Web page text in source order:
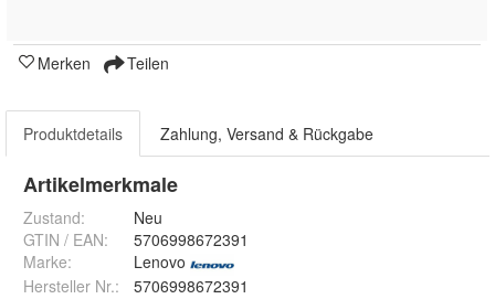
Merken Teilen
Produktdetails Zahlung, Versand & Rückgabe
Artikelmerkmale
Zustand:
Neu
GTIN / EAN:
5706998672391
Marke:
Lenovo
Hersteller Nr.:
5706998672391